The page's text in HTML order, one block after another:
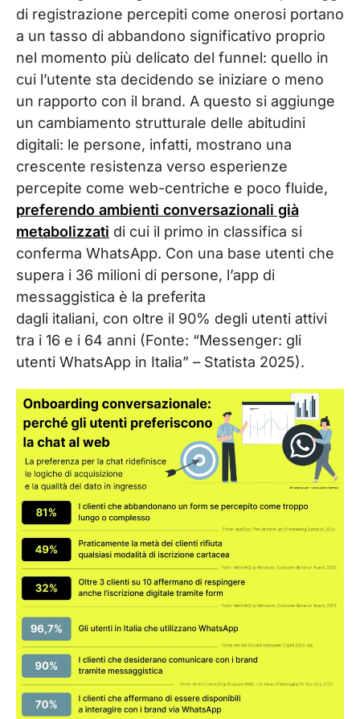
di registrazione percepiti come onerosi portano
a un tasso di abbandono significativo proprio
nel momento più delicato del funnel: quello in
cui l’utente sta decidendo se iniziare o meno
un rapporto con il brand. A questo si aggiunge
un cambiamento strutturale delle abitudini
digitali: le persone, infatti, mostrano una
crescente resistenza verso esperienze
percepite come web-centriche e poco fluide,
preferendo ambienti conversazionali già
metabolizzati di cui il primo in classifica si
conferma WhatsApp. Con una base utenti che
supera i 36 milioni di persone, l’app di
messaggistica è la preferita
dagli italiani, con oltre il 90% degli utenti attivi
tra i 16 e i 64 anni (Fonte: “Messenger: gli
utenti WhatsApp in Italia” – Statista 2025).